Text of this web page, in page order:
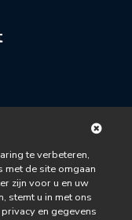
te verbeteren,
met de site omgaan
zijn voor u en uw
stemt u in met ons
en gegevens